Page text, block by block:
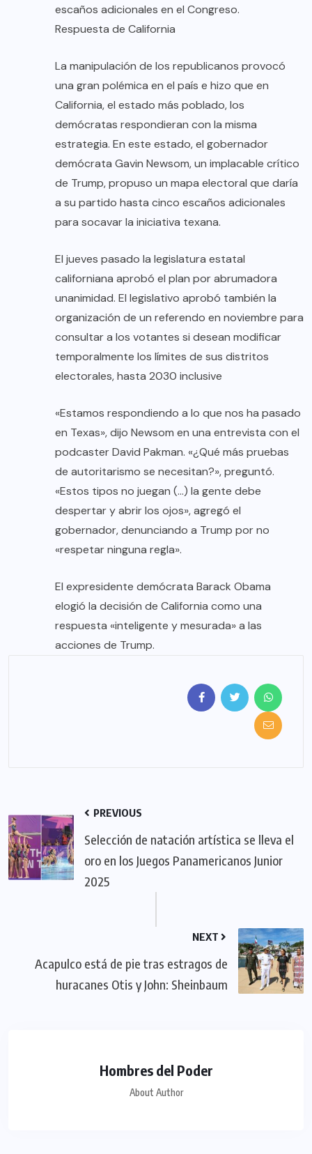
escaños adicionales en el Congreso.
Respuesta de California
La manipulación de los republicanos provocó
una gran polémica en el país e hizo que en
California, el estado más poblado, los
demócratas respondieran con la misma
estrategia. En este estado, el gobernador
demócrata Gavin Newsom, un implacable crítico
de Trump, propuso un mapa electoral que daría
a su partido hasta cinco escaños adicionales
para socavar la iniciativa texana.
El jueves pasado la legislatura estatal
californiana aprobó el plan por abrumadora
unanimidad. El legislativo aprobó también la
organización de un referendo en noviembre para
consultar a los votantes si desean modificar
temporalmente los límites de sus distritos
electorales, hasta 2030 inclusive
«Estamos respondiendo a lo que nos ha pasado
en Texas», dijo Newsom en una entrevista con el
podcaster David Pakman. «¿Qué más pruebas
de autoritarismo se necesitan?», preguntó.
«Estos tipos no juegan (…) la gente debe
despertar y abrir los ojos», agregó el
gobernador, denunciando a Trump por no
«respetar ninguna regla».
El expresidente demócrata Barack Obama
elogió la decisión de California como una
respuesta «inteligente y mesurada» a las
acciones de Trump.
PREVIOUS
Selección de natación artística se lleva el
oro en los Juegos Panamericanos Junior
2025
NEXT
Acapulco está de pie tras estragos de
huracanes Otis y John: Sheinbaum
Hombres del Poder
About Author